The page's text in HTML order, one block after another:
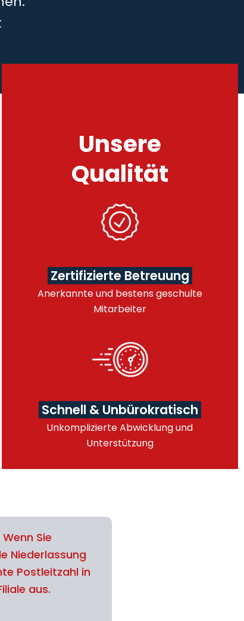
Unsere
Qualität
Zertifizierte Betreuung
Anerkannte und bestens geschulte
Mitarbeiter
Schnell & Unbürokratisch
Unkomplizierte Abwicklung und
Unterstützung
Sie
Niederlassung
Postleitzahl in
aus.